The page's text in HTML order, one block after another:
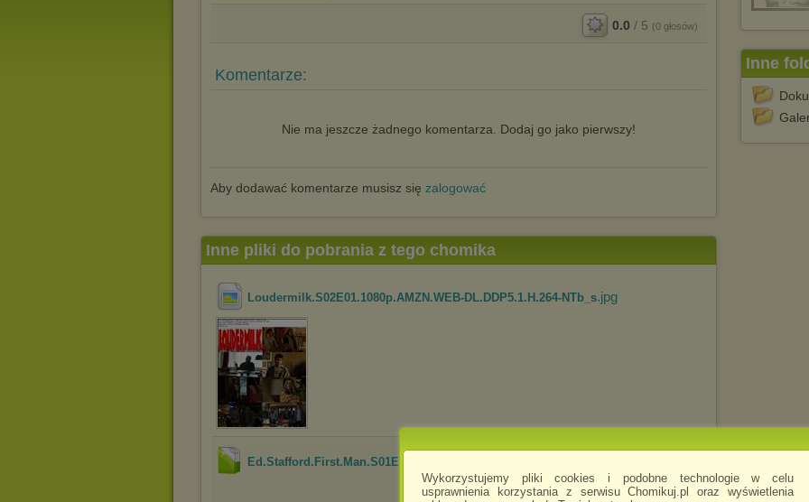
Wykorzystujemy pliki cookies i podobne technologie w celu
usprawnienia korzystania z serwisu Chomikuj.pl oraz wyświetlenia
0.0 / 5 (0 głosów)
Komentarze:
Nie ma jeszcze żadnego komentarza. Dodaj go jako pierwszy!
Aby dodawać komentarze musisz się zalogować
Inne
Inne pliki do pobrania z tego chomika
Loudermilk.S02E01.1080p.AMZN.WEB-DL.DDP5.1.H.264-NTb_s.jpg
Ed.Stafford.First.Man.S01E01.1080p.AMZN.WEB-DL.DDP2.0....